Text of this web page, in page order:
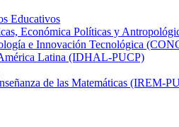
Educativos
Económica Políticas y
e Innovación Tecnológica
Latina (IDHAL-PUCP)
de las Matemáticas (IREM-